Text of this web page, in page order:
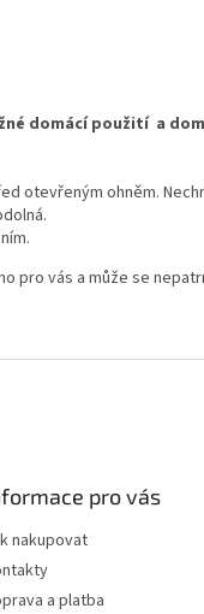
domácí použití a
otevřeným ohněm.
pro vás a může se
pro vás
nakupovat
a platba